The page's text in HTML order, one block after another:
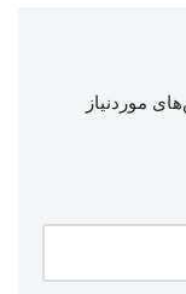
موردنیاز